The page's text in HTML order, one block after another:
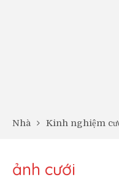
Nhà Kinh nghiệm
ảnh cưới